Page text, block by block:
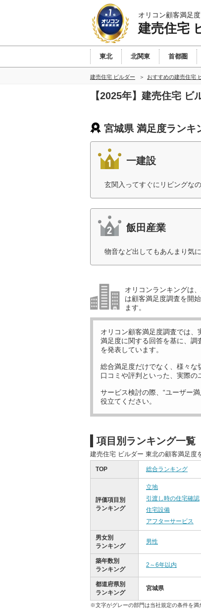
オリコン顧客満足
建売住宅
東北 北関東 首都圏
建売住宅 ビルダー おすすめの建売住宅
【2025年】建売住宅
宮城県 満足度ランキ
一建設
玄関入ってすぐにリビングな
飯田産業
物音など出してもあんまり気
オリコンランキングは
は顧客満足度調査を開
ます。
オリコン顧客満足度調査では、
満足度に関する回答を基に、調
を発表しています。
総合満足度だけでなく、様々な
口コミや評判といった、実際の
サービス検討の際、“ユーザー
役立てください。
項目別ランキング一覧
建売住宅 ビルダー 東北の顧客満足度
TOP 総合ランキング
評価項目別
ランキング
立地
引渡し時の住宅確認
住宅設備
アフターサービス
男女別
ランキング
男性
築年数別
ランキング
2～6年以内
都道府県別
ランキング
宮城県
※文字がグレーの部門は当社規定の条件を満